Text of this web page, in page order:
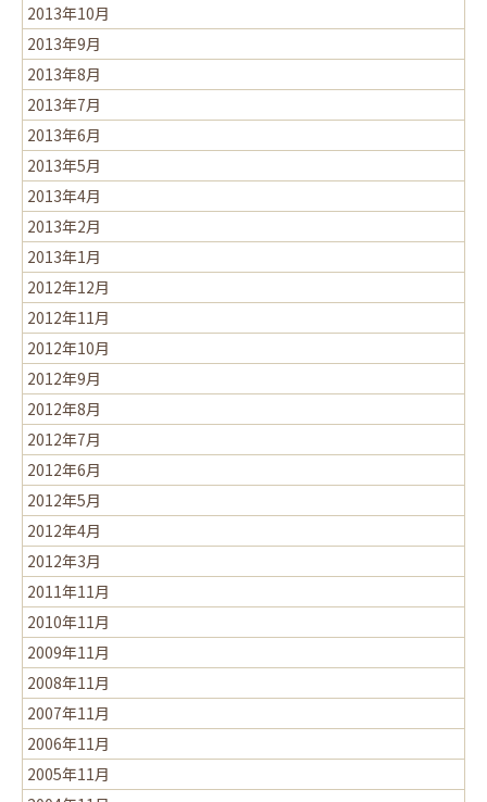
2013年10月
2013年9月
2013年8月
2013年7月
2013年6月
2013年5月
2013年4月
2013年2月
2013年1月
2012年12月
2012年11月
2012年10月
2012年9月
2012年8月
2012年7月
2012年6月
2012年5月
2012年4月
2012年3月
2011年11月
2010年11月
2009年11月
2008年11月
2007年11月
2006年11月
2005年11月